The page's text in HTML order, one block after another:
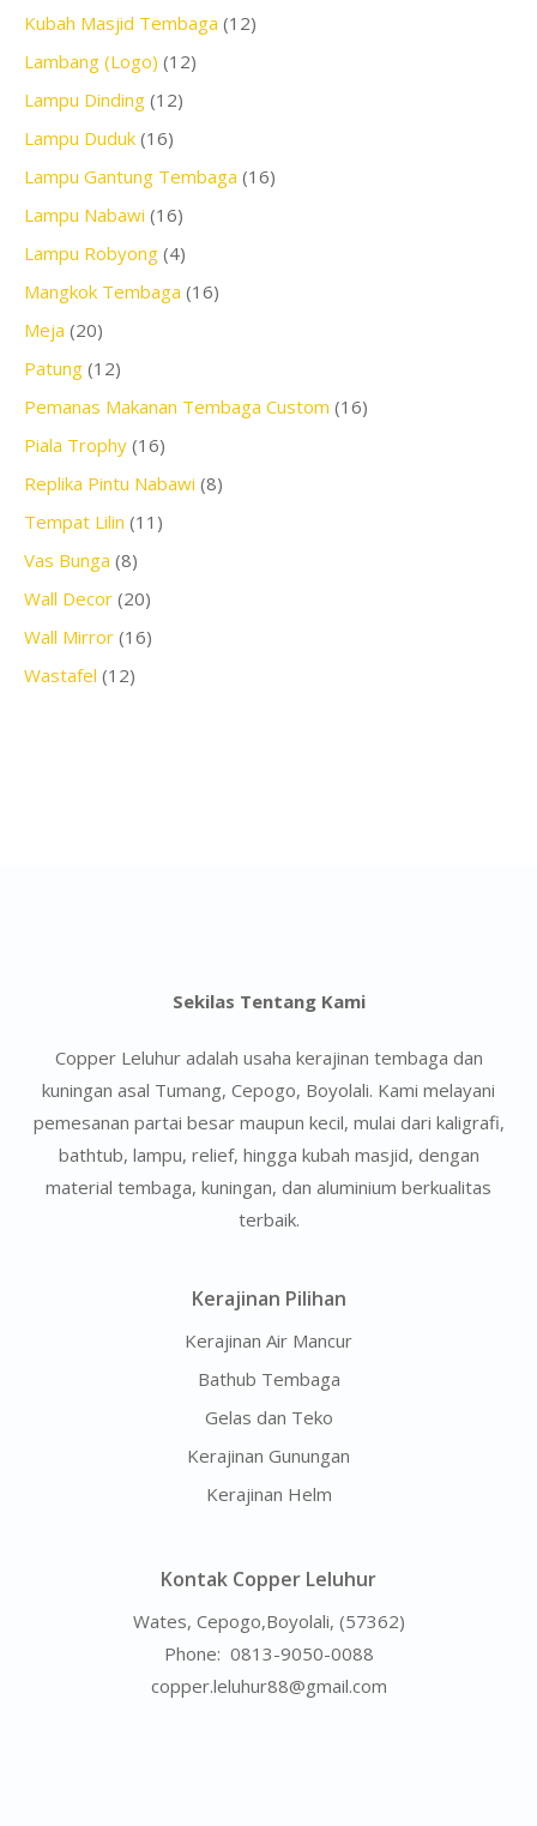
Kubah Masjid Tembaga (12)
Lambang (Logo) (12)
Lampu Dinding (12)
Lampu Duduk (16)
Lampu Gantung Tembaga (16)
Lampu Nabawi (16)
Lampu Robyong (4)
Mangkok Tembaga (16)
Meja (20)
Patung (12)
Pemanas Makanan Tembaga Custom (16)
Piala Trophy (16)
Replika Pintu Nabawi (8)
Tempat Lilin (11)
Vas Bunga (8)
Wall Decor (20)
Wall Mirror (16)
Wastafel (12)
Sekilas Tentang Kami
Copper Leluhur adalah usaha kerajinan tembaga dan
kuningan asal Tumang, Cepogo, Boyolali. Kami melayani
pemesanan partai besar maupun kecil, mulai dari kaligrafi,
bathtub, lampu, relief, hingga kubah masjid, dengan
material tembaga, kuningan, dan aluminium berkualitas
terbaik.
Kerajinan Pilihan
Kerajinan Air Mancur
Bathub Tembaga
Gelas dan Teko
Kerajinan Gunungan
Kerajinan Helm
Kontak Copper Leluhur
Wates, Cepogo,Boyolali, (57362)
Phone: 0813-9050-0088
copper.leluhur88@gmail.com